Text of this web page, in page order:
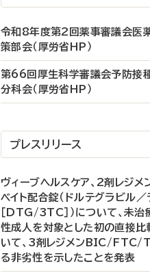
令和8年度第2回薬事審議会医
策部会（厚労省HP）
第66回厚生科学審議会予防接種
分科会（厚労省HP）
プレスリリース
ヴィーブヘルスケア、2剤レジメ
ベイト配合錠（ドルテグラビル／
［DTG/3TC］）について、未
性成人を対象とした初の直接比
いて、3剤レジメンBIC/FTC/
る非劣性を示したことを発表